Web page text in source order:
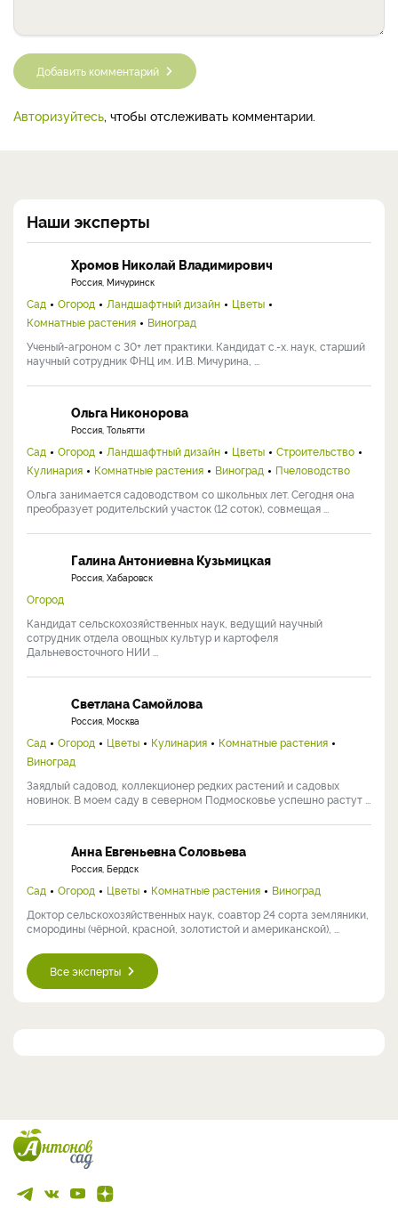
Добавить комментарий
Авторизуйтесь, чтобы отслеживать комментарии.
Наши эксперты
Хромов Николай Владимирович
Россия, Мичуринск
Сад Огород Ландшафтный дизайн
Цветы
Комнатные растения
Виноград
Ученый-агроном с 30+ лет практики. Кандидат с.-х. наук, старший
научный сотрудник ФНЦ им. И.В. Мичурина, ...
Ольга Никонорова
Россия, Тольятти
Сад Огород Ландшафтный дизайн Цветы
Строительство
Кулинария
Комнатные растения Виноград
Пчеловодство
Ольга занимается садоводством со школьных лет. Сегодня она
преобразует родительский участок (12 соток), совмещая ...
Галина Антониевна Кузьмицкая
Россия, Хабаровск
Огород
Кандидат сельскохозяйственных наук, ведущий научный
сотрудник отдела овощных культур и картофеля
Дальневосточного НИИ ...
Светлана Самойлова
Россия, Москва
Сад Огород Цветы Кулинария
Комнатные растения
Виноград
Заядлый садовод, коллекционер редких растений и садовых
новинок. В моем саду в северном Подмосковье успешно растут ...
Анна Евгеньевна Соловьева
Россия, Бердск
Сад Огород Цветы Комнатные растения
Виноград
Доктор сельскохозяйственных наук, соавтор 24 сорта земляники,
смородины (чёрной, красной, золотистой и американской), ...
Все эксперты